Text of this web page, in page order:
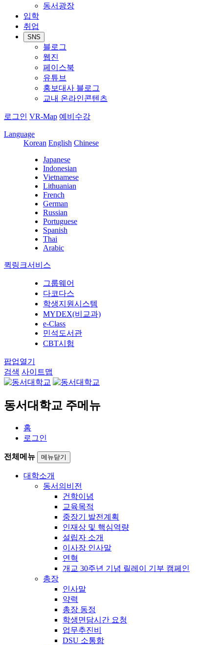
동서광장
입학
취업
SNS
블로그
웹진
페이스북
유튜브
홍보대사 블로그
교내 온라인콘텐츠
로그인 VR-Map 예비수강
Language
Korean English Chinese
Japanese
Indonesian
Vietnamese
Lithuanian
French
German
Russian
Portuguese
Spanish
Thai
Arabic
퀵링크서비스
그룹웨어
다코다스
학생지원시스템
MYDEX(비교과)
e-Class
민석도서관
CBT시험
팝업열기
검색 사이트맵
동서대학교 주메뉴
홈
로그인
전체메뉴 메뉴닫기
대학소개
동서의비전
건학이념
교육목적
중장기 발전계획
인재상 및 핵심역량
설립자 소개
이사장 인사말
연혁
개교 30주년 기념 릴레이 기부 캠페인
총장
인사말
약력
총장 동정
학생면담시간 요청
업무추진비
DSU 소통함